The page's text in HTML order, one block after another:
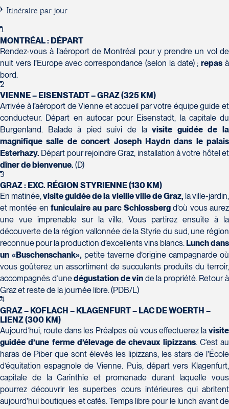
Itinéraire par jour
1
MONTRÉAL : DÉPART
Rendez-vous à l’aéroport de Montréal pour y prendre un vol de
nuit vers l’Europe avec correspondance (selon la date) ;repas à
bord.
2
VIENNE – EISENSTADT – GRAZ (325 KM)
Arrivée à l’aéroport de Vienne et accueil par votre équipe guide et
conducteur. Départ en autocar pour Eisenstadt, la capitale du
Burgenland. Balade à pied suivi de lavisite guidée de la
magnifique salle de concert Joseph Haydn dans le palais
Esterhazy. Départ pour rejoindre Graz, installation à votre hôtel et
dîner de bienvenue. (D)
3
GRAZ : EXC. RÉGION STYRIENNE (130 KM)
En matinée,visite guidée de la vieille ville de Graz, la ville-jardin,
et montée en funiculaire au parc Schlossberg d’où vous aurez
une vue imprenable sur la ville. Vous partirez ensuite à la
découverte de la région vallonnée de la Styrie du sud, une région
reconnue pour la production d’excellents vins blancs. Lunch dans
un «Buschenschank», petite taverne d’origine campagnarde où
vous goûterez un assortiment de succulents produits du terroir,
accompagnés d’unedégustation de vin de la propriété. Retour à
Graz et reste de la journée libre. (PDB/L)
4
GRAZ – KOFLACH – KLAGENFURT – LAC DE WOERTH –
LIENZ (300 KM)
Aujourd’hui, route dans les Préalpes où vous effectuerez la visite
guidée d’une ferme d’élevage de chevaux lipizzans. C’est au
haras de Piber que sont élevés les lipizzans, les stars de l’École
d’équitation espagnole de Vienne. Puis, départ vers Klagenfurt,
capitale de la Carinthie et promenade durant laquelle vous
pourrez découvrir les superbes cours intérieures qui abritent
aujourd’hui boutiques et cafés. Temps libre pour le lunch avant de
Voyages Nouveau-Monde
420 Boulevard Manseau
Joliette
J6E 3E1
Voyages Terre et Monde
1460 Chemin Gascon
Terrebonne
J6X 2Z5
Tél :450-964-3574
Voyages des Laurentides
939 Boulevard Albiny-Paquette
Mont-Laurier
J9L 3J1
Tél :819-623-2511 / 1-866-385-2511
Tél :450-688-6211 / 1-888-682-8616
1001 Boulevard de Montarville - local 39
J4B 6P5
Tél :450-655-1855 / 1-866-655-5736
Club Voyages Princesse
686 rue Principale
Granby
J2G 2Y4
Voyages Action
230 Boulevard Sir-Wilfrid-Laurier
Beloeil
J3G 4G7
Tél :450-464-0363 / 1-800-331-0363
Voyages Boislard Poirier
2840 Boulevard Laframboise
Saint-Hyacinthe
J2S 4Z1
La Forfaiterie Voyages
5401 Boulevard Des Galeries - Local 104
(porte H)
Québec
Tél :418-652-2400 / 1-888-848-1518
Le Voyagiste de Québec
3229 Chemin des Quatre-Bourgeois -
Suite 120QuébecG1W 0C1
Tél :418-977-4080 / 1-877-977-4080
Voyages CAA Place de la Cité
2600 Boulevard Laurier #133, Place de la
Québec
G1V 4T3
Tél :418-653-9200 / 1-844-869-2439